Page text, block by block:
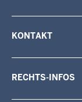
KONTAKT
RECHTS-INFOS